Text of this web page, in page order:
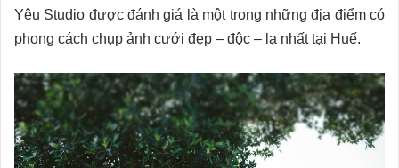
Yêu Studio được đánh giá là một trong những địa điểm có
phong cách chụp ảnh cưới đẹp – độc – lạ nhất tại Huế.